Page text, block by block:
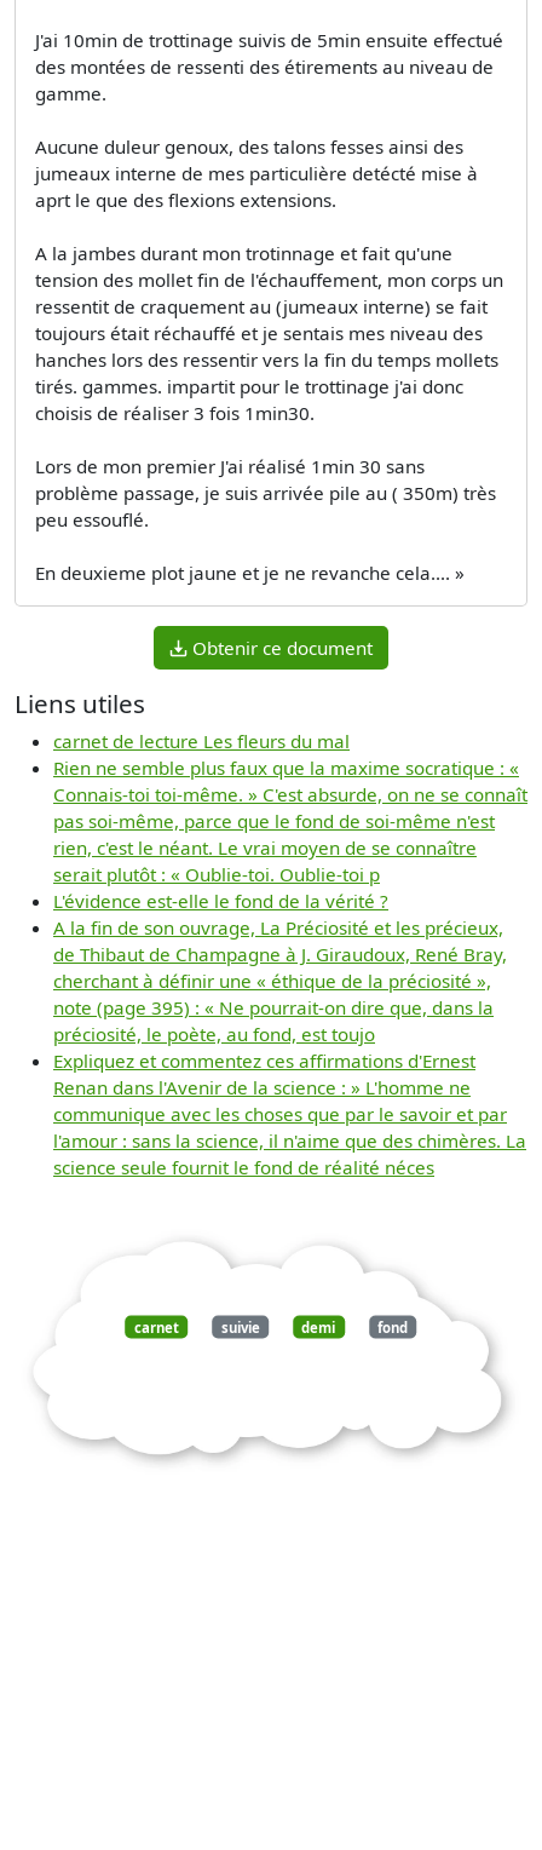
J'ai 10min de trottinage suivis de 5min ensuite effectué
des montées de ressenti des étirements au niveau de
gamme.
Aucune duleur genoux, des talons fesses ainsi des
jumeaux interne de mes particulière detécté mise à
aprt le que des flexions extensions.
A la jambes durant mon trotinnage et fait qu'une
tension des mollet fin de l'échauffement, mon corps un
ressentit de craquement au (jumeaux interne) se fait
toujours était réchauffé et je sentais mes niveau des
hanches lors des ressentir vers la fin du temps mollets
tirés. gammes. impartit pour le trottinage j'ai donc
choisis de réaliser 3 fois 1min30.
Lors de mon premier J'ai réalisé 1min 30 sans
problème passage, je suis arrivée pile au ( 350m) très
peu essouflé.
En deuxieme plot jaune et je ne revanche cela.... »
Obtenir ce document
Liens utiles
carnet de lecture Les fleurs du mal
Rien ne semble plus faux que la maxime socratique : «
Connais-toi toi-même. » C'est absurde, on ne se connaît
pas soi-même, parce que le fond de soi-même n'est
rien, c'est le néant. Le vrai moyen de se connaître
serait plutôt : « Oublie-toi. Oublie-toi p
L'évidence est-elle le fond de la vérité ?
A la fin de son ouvrage, La Préciosité et les précieux,
de Thibaut de Champagne à J. Giraudoux, René Bray,
cherchant à définir une « éthique de la préciosité »,
note (page 395) : « Ne pourrait-on dire que, dans la
préciosité, le poète, au fond, est toujo
Expliquez et commentez ces affirmations d'Ernest
Renan dans l'Avenir de la science : » L'homme ne
communique avec les choses que par le savoir et par
l'amour : sans la science, il n'aime que des chimères. La
science seule fournit le fond de réalité néces
carnet suivie demi fond